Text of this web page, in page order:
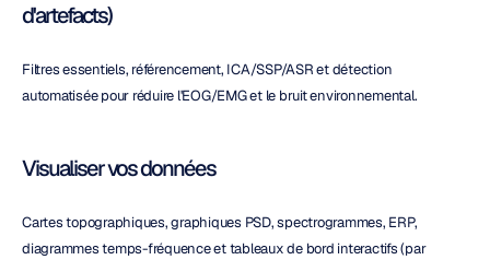
d'artefacts)
Filtres essentiels, référencement, ICA/SSP/ASR et détection
automatisée pour réduire l'EOG/EMG et le bruit environnemental.
Visualiser vos données
Cartes topographiques, graphiques PSD, spectrogrammes, ERP,
diagrammes temps-fréquence et tableaux de bord interactifs (par